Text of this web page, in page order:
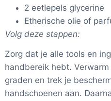
2 eetlepels glycerine
Etherische olie of
Volg deze stappen:
Zorg dat je alle tools en
handbereik hebt.
graden en trek je
handschoenen aan.